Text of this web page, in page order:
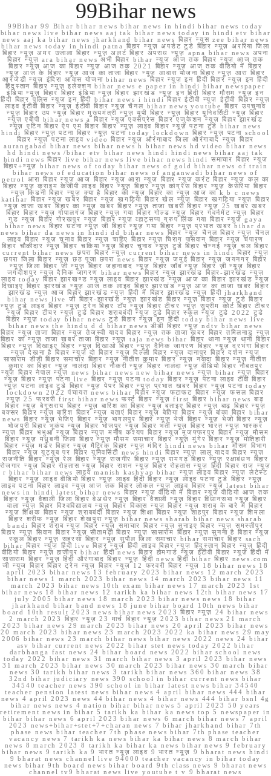
99Bihar news
99Bihar 99 Bihar bihar news bihar news in hindi bihar news today
bihar news live bihar news aaj tak bihar news today in hindi etv bihar
news aaj ka bihar news jharkhand bihar news बिहार न्यूस zee bihar news
bihar news today in hindi patna बिहार न्यूज़ अपडेट टुडे बिहार न्यूज़ अररिया जिला
बिहार न्यूज़ अमर उजाला बिहार न्यूज़ अलर्ट बिहार अपराध न्यूज़ apna bihar news अपना
बिहार न्यूज़ ara bihar news अभी बिहार bihar न्यूज़ आज तक बिहार न्यूज़ आज तक
बिहार न्यूज़ आज का बिहार न्यूज़ आज तक 2021 बिहार न्यूज़ आज तक वीडियो में बिहार
न्यूज़ आज के बिहार न्यूज़ आज का ताजा बिहार न्यूज़ आवास योजना बिहार न्यूज़ आरा बिहार
आरजेडी न्यूज़ इंदिरा आवास योजना bihar news बिहार न्यूज़ इन हिंदी बिहार न्यूज़ इन हिंदी
हिंदुस्तान बिहार न्यूज़ इलेक्शन bihar news e paper in hindi bihar newspaper
इंडिया न्यूज़ बिहार बिहार इंडिया न्यूज़ बिहार झारखंड न्यूज़ इन हिंदी बिहार मौसम न्यूज़ इन
हिंदी बिहार पुलिस न्यूज़ इन हिंदी bihar news i hindi बिहार ईटीवी न्यूज़ ईटीवी बिहार न्यूज़
लाइव ईटीवी बिहार न्यूज़ ईटीवी बिहार न्यूज़ चैनल bihar news youtube बिहार उपचुनाव
न्यूज़ बिहार उप न्यूज़ बिहार मुख्यमंत्री न्यूज़ यूपी बिहार न्यूज़ बिहार यूनिवर्सिटी न्यूज़ बिहार
न्यूज़ एबीपी bihar news a बिहार न्यूज़ एक्सप्रेस बिहार एजुकेशन न्यूज़ बिहार झारखंड
न्यूज़ एटिन बिहार ऐप एम बिहार बिहार न्यूज़ लाइव बिहार न्यूज़ पटना टुडे bihar news
hindi बिहार न्यूज़ पटना बिहार न्यूज़ पटना today lockdown बिहार न्यूज़ पटना school
बिहार न्यूज़ पटना लाइव video बिहार न्यूज़ औरंगाबाद जिला औरंगाबाद न्यूज़ बिहार
aurangabad bihar news bihar news h bihar news hd video bihar news
hd hindi news /bihar etv bihar news hindi hindi news bihar aaj tak
hindi news बिहार live bihar news live bihar news hindi समाचार बिहार न्यूज़
बिहार+न्यूज़ bihar news of today bihar news of gold bihar news of train
bihar news of education bihar news of anganwadi bihar news of
petrol आरा बिहार न्यूज़ आज बिहार न्यूज़ आरा न्यूज़ बिहार न्यूज़ करंट बिहार न्यूज़ कल का
बिहार न्यूज़ क्राइम केजीपी लाइव बिहार न्यूज़ बिहार न्यूज़ कांग्रेस बिहार न्यूज़ केसरिया बिहार
न्यूज़ किडनी बिहार न्यूज़ क्या है बिहार की न्यूज़ बिहार का न्यूज़ आज का k b c news
katihar बिहार न्यूज़ खबर बिहार न्यूज़ खगड़िया बिहार खेल न्यूज़ बिहार खगड़िया न्यूज़ बिहार
न्यूज़ ताजा खबर बिहार का न्यूज़ खबर बिहार न्यूज़ ताजा खबरी बिहार न्यूज़ 25 खबर खबर
बिहार बिहार न्यूज़ गोपालगंज बिहार न्यूज़ गया बिहार गोल्ड न्यूज़ बिहार गवर्नमेंट न्यूज़ बिहार
गुड न्यूज़ बिहार गोरखपुर न्यूज़ बिहार न्यूज़ व्हाट्सप्प ग्रुप लिंक गया बिहार न्यूज़ gaya
bihar news बिहार घटना न्यूज़ जी बिहार न्यूज़ गया बिहार न्यूज़ प्रभात खबर bihar da
news bihar da news in hindi dd bihar news बिहार न्यूज़ चैनल बिहार न्यूज़ चैनल
लाइव बिहार न्यूज़ चुनाव बिहार न्यूज़ चाहिए बिहार न्यूज़ चिराग पासवान बिहार न्यूज़ चंपारण
बिहार चौकीदार न्यूज़ बिहार चकिया न्यूज़ बिहार चुनाव न्यूज़ टुडे बिहार चेन्नई न्यूज़ चल बिहार
current bihar news छपरा बिहार न्यूज़ current bihar news in hindi बिहार न्यूज़
छपरा जिला बिहार न्यूज़ छठ पूजा छपरा news बिहार न्यूज़ जमुई बिहार न्यूज़ जयनगर बिहार
न्यूज़ जिला बिहार जी न्यूज़ बिहार जहानाबाद न्यूज़ बिहार जॉब न्यूज़ बिहार ज़ी न्यूज़ बिहार
जगदीशपुर न्यूज़ दैनिक जागरण bihar news बिहार न्यूज़ झारखंड बिहार-झारखंड न्यूज़
लाइव today बिहार झारखण्ड न्यूज़ लाइव बिहार झारखंड न्यूज़ आज का बिहार झारखंड न्यूज़
दिखाइए बिहार झारखंड न्यूज़ आज तक लाइव बिहार झारखंड न्यूज़ आज का ताजा खबर बिहार
झारखंड न्यूज़ आज बिहार झारखंड न्यूज़ हिंदी में बिहार झारखंड न्यूज़ हिंदी jharkhand
bihar news live जी बिहार-झारखंड न्यूज़ झारखंड बिहार न्यूज़ बिहार न्यूज़ टुडे बिहार
न्यूज़ टुडे लाइव बिहार न्यूज़ ट्रेन बिहार टॉप न्यूज़ बिहार टीचर न्यूज़ सुप्रीम कोर्ट बिहार टीचर
न्यूज़ बिहार टीचर न्यूज़ टुडे बिहार शराबबंदी न्यूज़ टुडे बिहार स्कूल न्यूज़ टुडे 2022 टुडे
बिहार न्यूज़ today bihar news टुडे बिहार न्यूज़ इन हिंदी today bihar news live
bihar news the hindu d d bihar news डीडी बिहार न्यूज़ ndtv bihar news
बिहार न्यूज़ ताजा बिहार न्यूज़ तेजस्वी यादव बिहार न्यूज़ तक ताजा खबर बिहार तमिलनाडु न्यूज़
बिहार का न्यूज़ ताजा खबर ताजा बिहार न्यूज़ taja news bihar बिहार थाना न्यूज़ थाना बिहार
बिहार न्यूज़ दिखाइए बिहार न्यूज़ दिखाओ बिहार न्यूज़ दैनिक जागरण बिहार न्यूज़ दरभंगा बिहार
न्यूज़ देखना है बिहार न्यूज़ दो बिहार न्यूज़ दिल्ली बिहार न्यूज़ दानापुर बिहार दर्शन न्यूज़
सासाराम डीडी बिहार समाचार बिहार न्यूज़ नीतीश कुमार बिहार न्यूज़ नवादा बिहार न्यूज़ नीतीश
कुमार का बिहार न्यूज़ नालंदा बिहार नौकरी न्यूज़ बिहार नालंदा न्यूज़ वीडियो बिहार नौबतपुर
न्यूज़ बिहार नेपाल न्यूज़ news bihar news new bihar news न्यूज़ bihar न्यूज़ बिहार
न्यूज़ बिहार न्यूज़ पटना live बिहार न्यूज़ पटना today बिहार न्यूज़ पटना लाइव टीवी बिहार
न्यूज़ पटना लाइव टुडे बिहार न्यूज़ पेपर बिहार न्यूज़ प्रभात खबर बिहार न्यूज़ पटना today
lockdown 2022 पंचायत news bihar बिहार न्यूज़ फटाफट बिहार न्यूज़ फसल बिहार
न्यूज़ 25 फरवरी first bihar news फर्स्ट बिहार न्यूज़ first बिहार bihar news बाढ़
बिहार न्यूज़ बेगूसराय बिहार न्यूज़ बारिश का बिहार न्यूज़ बताइए बिहार न्यूज़ बाढ़ बिहार न्यूज़
बक्सर बिहार न्यूज़ बारिश बिहार न्यूज़ बताएं बिहार न्यूज़ बेतिया बिहार न्यूज़ बांका बिहार bihar
news बिहार न्यूज़ भेजिए बिहार न्यूज़ भागलपुर बिहार न्यूज़ भेजें बिहार न्यूज़ भेजो बिहार न्यूज़
भोजपुरी बिहार भूकंप न्यूज़ बिहार भोजपुर न्यूज़ बिहार भर्ती न्यूज़ बिहार भारत न्यूज़ भास्कर
न्यूज़ बिहार भभुआ न्यूज़ बिहार न्यूज़ मनीष कश्यप बिहार न्यूज़ मुजफ्फरपुर बिहार न्यूज़ मौसम
बिहार न्यूज़ मधुबनी जिला बिहार न्यूज़ मौसम समाचार बिहार न्यूज़ मुंगेर बिहार न्यूज़ मोतिहारी
बिहार न्यूज़ मर्डर बिहार न्यूज़ मैट्रिक बिहार न्यूज़ मंदिर hindi news bihar मौसम विभाग
बिहार न्यूज़ यूट्यूब पर बिहार यूनिवर्सिटी news hindi बिहार न्यूज़ लालू यादव बिहार न्यूज़
राजनीति बिहार न्यूज़ रेल बिहार न्यूज़ राजगीर बिहार न्यूज़ रामगढ़ बिहार न्यूज़ रक्षाबंधन बिहार
रोजगार न्यूज़ बिहार रोहतास न्यूज़ बिहार राशन न्यूज़ बिहार रोहतास न्यूज़ हिंदी बिहार राज न्यूज़
r bihar bihar news लाइव manish kashyap bihar न्यूज़ लाइव बिहार न्यूज़ लेटेस्ट
बिहार न्यूज़ लाइव वीडियो बिहार न्यूज़ लाइव हिंदी बिहार न्यूज़ लाइव पटना टुडे बिहार न्यूज़
लाइव पटना बिहार लाइव न्यूज़ आज तक बिहार लोकल न्यूज़ लाइव बिहार न्यूज़ latest bihar
news in hindi latest bihar news बिहार न्यूज़ वीडियो में बिहार न्यूज़ वीडियो आज तक
बिहार न्यूज़ वैशाली जिला बिहार वेअथेर न्यूज़ बिहार वैशाली न्यूज़ बिहार विधानसभा न्यूज़ बिहार
वाला न्यूज़ बिहार विश्वविद्यालय न्यूज़ बिहार विकास न्यूज़ बिहार न्यूज़ शराब के बारे में बिहार
न्यूज़ शिक्षक बिहार न्यूज़ शराबबंदी बिहार न्यूज़ शिक्षा बिहार न्यूज़ शाहपुर बिहार न्यूज़ शिमला
बिहार शरीफ न्यूज़ बिहार शेखपुरा न्यूज़ bihar news sharab bihar news sharab
bandi बिहार शराब न्यूज़ बिहार न्यूज़ समाचार बिहार न्यूज़ सुनाइए बिहार न्यूज़ समस्तीपुर
बिहार न्यूज़ सिवान बिहार न्यूज़ सीतामढ़ी बिहार न्यूज़ सासाराम बिहार न्यूज़ सुनना है बिहार न्यूज़
स्कूल बिहार न्यूज़ सहरसा बिहार न्यूज़ सुपौल जिला समाचार bihar समाचार बिहार sach
bihar बिहार न्यूज़ हिंदी live बिहार न्यूज़ हिंदी लाइव बिहार न्यूज़ हिंदुस्तान बिहार न्यूज़ हिंदी
वीडियो बिहार न्यूज़ हाजीपुर bihar हिंदी news बिहार होमगार्ड न्यूज़ ईटीवी बिहार न्यूज़ हिंदी में
सासाराम बिहार न्यूज़ हिंदी औरंगाबाद बिहार न्यूज़ हिंदी news हिंदी bihar बिहार news.com
जी न्यूज बिहार बिहार ट्रेन न्यूज़ बिहार न्यूज़ 12 फरवरी बिहार न्यूज़ 18 bihar news 18
april 2023 bihar news 13 february 2023 bihar news 12 march 2023
bihar news 1 march 2023 bihar news 14 march 2023 bihar news 11
march 2023 bihar news 10th exam bihar news 17 march 2023 1st
bihar news 18 bihar news 12 tarikh ka bihar news 12th bihar news 17
july 2005 bihar news 18 march 2023 bihar news news 18 bihar
jharkhand bihar band news 18 june bihar board 10th news bihar
board 10th result 2023 news bihar news 2023 बिहार न्यूज़ 24 bihar news
2 march 2023 बिहार न्यूज़ 23 मार्च बिहार न्यूज़ 2023 bihar news 21 march
2023 bihar news 29 march 2023 bihar news 20 april 2023 bihar news
20 march 2023 bihar news 23 march 2023 2022 ka bihar news 29 may
2006 bihar news 23 march bihar news bihar news 2022 news 24 bihar
asv bihar current news 2022 bihar stet news today 2022 bihar
darbhanga fast news 24 bihar board news 2022 bihar school news
today 2022 bihar news 31 march bihar news 3 april 2023 bihar news
31 march 2023 bihar news 30 march 2023 bihar news 30 march bihar
news 30 tarikh bihar news 3 tarikh bihar news 360 bihar news 38
32nd bihar judiciary news 390 school in bihar current news bihar
34540 teacher news 390 school in bihar latest news bihar 34540
teacher pension latest news bihar news 4 april bihar news 444 bihar
news 4 april 2023 news 44 bihar news 4 bihar news 444 bihar bsnl 4g
bihar news news 4 nation bihar bihar news 5 april 2023 50 years
retirement news in bihar 5 tarikh ka bihar ka news top 5 newspaper in
bihar bihar news 6 april 2023 bihar news 6 march bihar news 7 april
2023 news+bihar+stet+7+charan news 7 bihar jharkhand bihar 7th
phase news bihar teacher 7th phase news bihar 7th phase teacher
vacancy news 7 tarikh ka news bihar ka bihar news 8 march bihar
news 8 march 2023 8 tarikh ka bihar ka news bihar news 9 february
bihar news 9 tarikh ka 9 भारत न्यूज़ लाइव 9 भारत न्यूज़ 9 bharat news hindi
9 bharat news channel live 94000 teacher vacancy in bihar today
news bihar 9th board news bihar board 9th class news 9 bharat news
channel tv9 bharat news live youtube t v 9 bharat news